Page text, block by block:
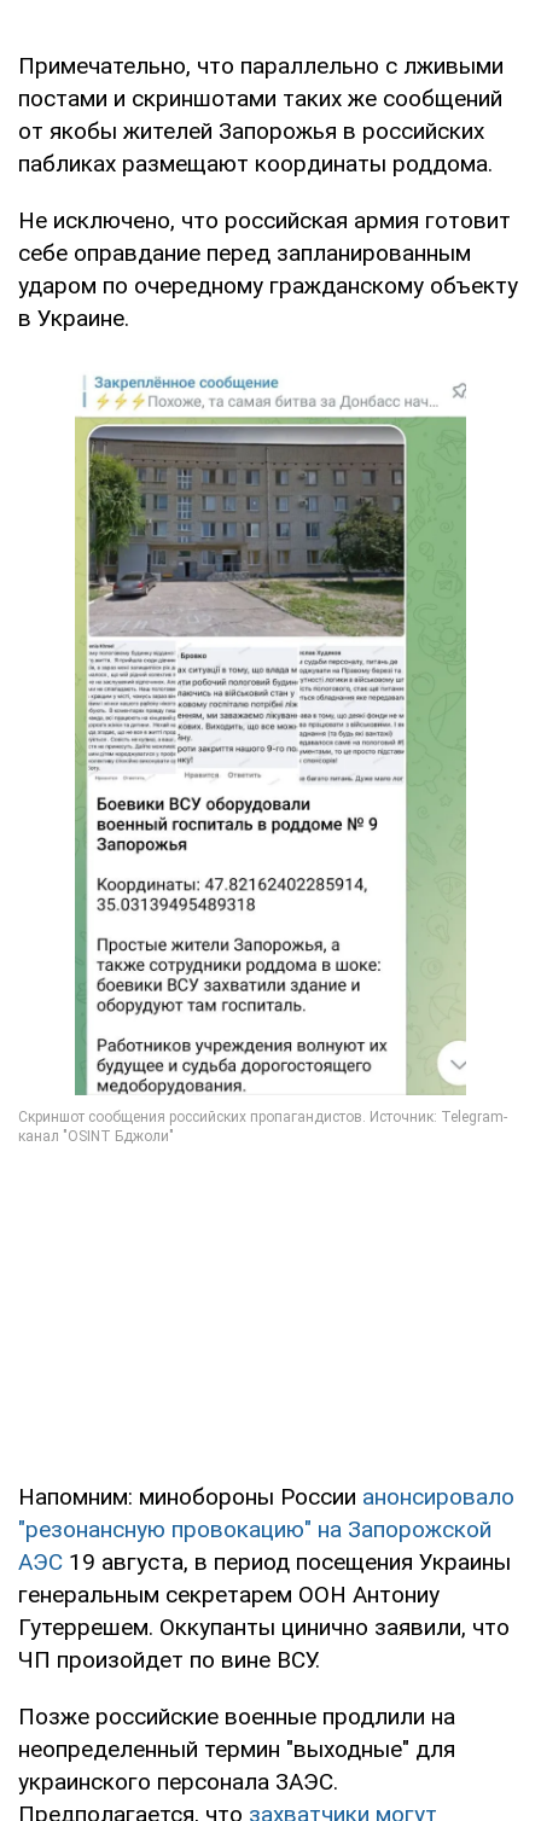
Примечательно, что параллельно с лживыми
постами и скриншотами таких же сообщений
от якобы жителей Запорожья в российских
пабликах размещают координаты роддома.
Не исключено, что российская армия готовит
себе оправдание перед запланированным
ударом по очередному гражданскому объекту
в Украине.
Напомним: минобороны России анонсировало
"резонансную провокацию" на Запорожской
АЭС 19 августа, в период посещения Украины
генеральным секретарем ООН Антониу
Гутеррешем. Оккупанты цинично заявили, что
ЧП произойдет по вине ВСУ.
Позже российские военные продлили на
неопределенный термин "выходные" для
украинского персонала ЗАЭС.
Предполагается, что захватчики могут